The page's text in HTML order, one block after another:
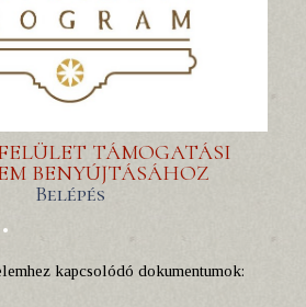
TÁMOGATÁSI
BENYÚJTÁSÁHOZ
Belépés
kapcsolódó dokumentumok: